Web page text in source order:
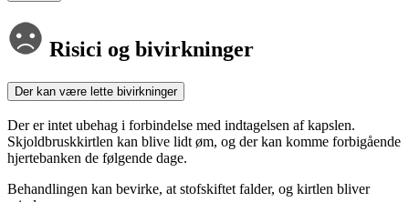
Risici og bivirkninger
Der kan være lette bivirkninger
Der er intet ubehag i forbindelse med indtagelsen af kapslen.
Skjoldbruskkirtlen kan blive lidt øm, og der kan komme forbigående
hjertebanken de følgende dage.
Behandlingen kan bevirke, at stofskiftet falder, og kirtlen bliver